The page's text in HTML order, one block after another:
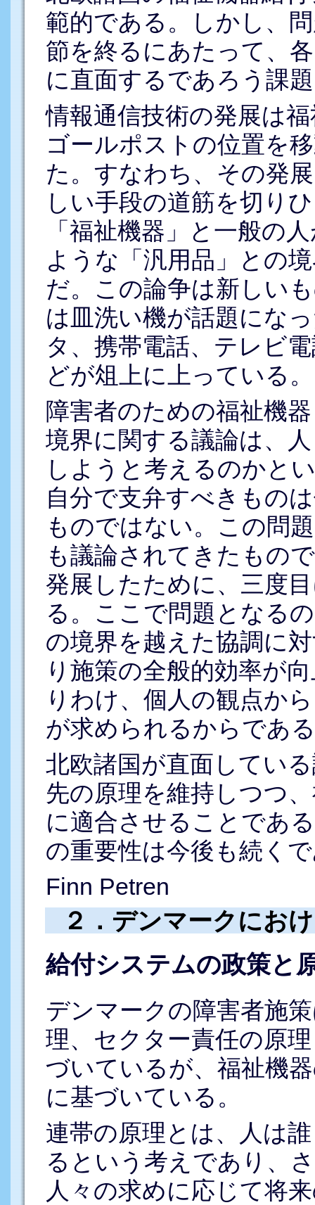
範的である。しかし、
節を終るにあたって、
に直面するであろう課
情報通信技術の発展は
ゴールポストの位置を
た。すなわち、その発
しい手段の道筋を切り
「福祉機器」と一般の
ような「汎用品」との
だ。この論争は新しい
は皿洗い機が話題にな
タ、携帯電話、テレビ
どが俎上に上っている。
障害者のための福祉機
境界に関する議論は、
しようと考えるのかと
自分で支弁すべきもの
ものではない。この問
も議論されてきたもの
発展したために、三度
る。ここで問題となる
の境界を越えた協調に
り施策の全般的効率が
りわけ、個人の観点か
が求められるからであ
北欧諸国が直面してい
先の原理を維持しつつ
に適合させることであ
の重要性は今後も続く
Finn Petren
２．デンマークにお
給付システムの政策と
デンマークの障害者施
理、セクター責任の原
づいているが、福祉機
に基づいている。
連帯の原理とは、人は
るという考えであり、
人々の求めに応じて将